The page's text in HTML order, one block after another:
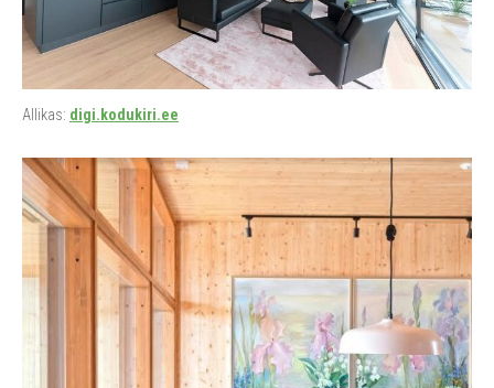
Allikas: digi.kodukiri.ee